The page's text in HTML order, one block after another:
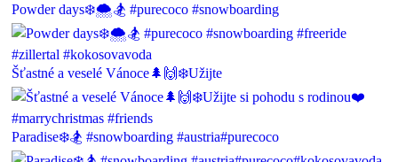
Powder days❄️🌨🏂 #purecoco #snowboarding
Šťastné a veselé Vánoce🌲🙌❄️Užijte
Paradise❄️🏂 #snowboarding #austria#purecoco